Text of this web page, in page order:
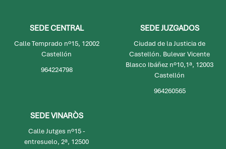
SEDE CENTRAL
Calle Temprado nº15, 12002
Castellón
964224798
SEDE JUZGADOS
Ciudad de la Justicia de
Castellón. Bulevar Vicente
Blasco Ibáñez nº10,1ª, 12003
Castellón
964260565
SEDE VINARÒS
Calle Jutges nº15 -
entresuelo, 2ª, 12500